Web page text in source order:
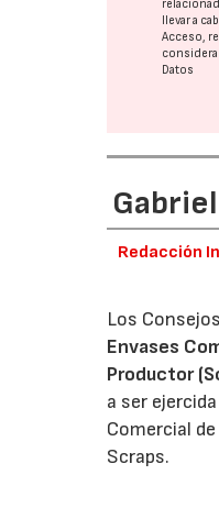
llevar a
Acceso,
considera
Datos
Redacción
Los
Envases
Productor
a ser
Comercial
Scraps.